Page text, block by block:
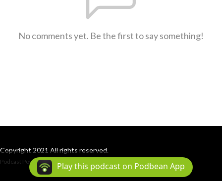
No comments yet. Be the first to say something!
Copyright 2021 All rights reserved.
Podcast Powered By Podbean
Play this podcast on Podbean App